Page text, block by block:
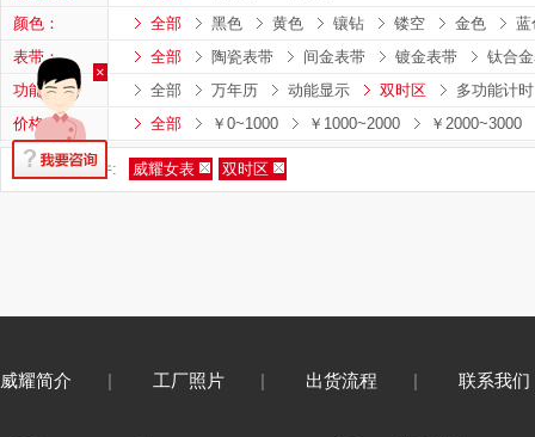
颜色：
全部 黑色 黄色 镶钻 镂空 金色
蓝
表带：
全部 陶瓷表带 间金表带 镀金表带
钛合
功能：
全部 万年历 动能显示 双时区
多功能计时
价格：
全部 ￥0~1000 ￥1000~2000 ￥2000~3000
您的筛选条件: 威耀女表 双时区
威耀简介 工厂照片 出货流程 联系我们
×